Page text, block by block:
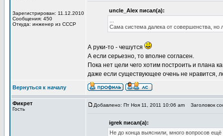
Зарегистрирован: 11.12.2010
Сообщения: 450
Откуда: инженер из СССР
uncle_Alex писал(а):
Сама система далека от совершенства,
А руки-то - чешутся
А если серьезно, то вполне согласен.
Пока нет цели чего хотим построить и плана
даже если существующее очень не нравится,
Вернуться к началу
Фикрет
Гость
Добавлено: Пт Ноя 11, 2011 10:06 am Заголовок
igrek писал(а):
Не до конца выяснили, много вопросов